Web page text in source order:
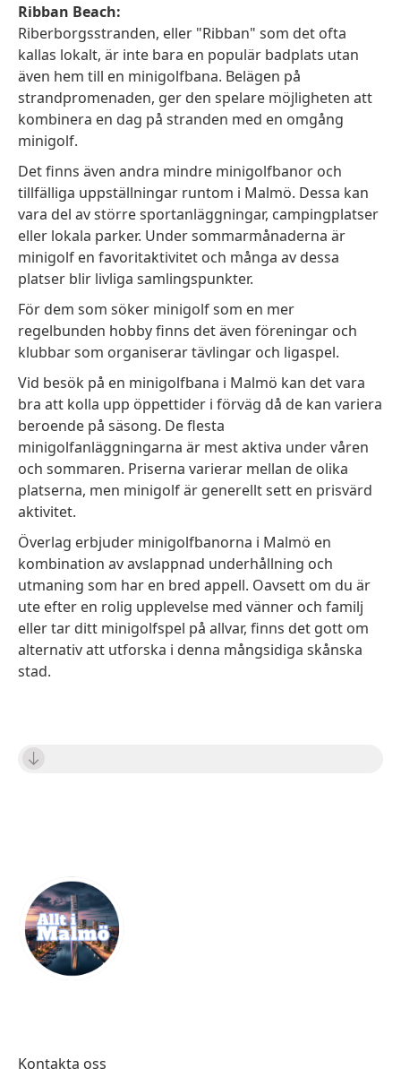
Ribban Beach:
Riberborgsstranden, eller "Ribban" som det ofta
kallas lokalt, är inte bara en populär badplats utan
även hem till en minigolfbana. Belägen på
strandpromenaden, ger den spelare möjligheten att
kombinera en dag på stranden med en omgång
minigolf.
Det finns även andra mindre minigolfbanor och
tillfälliga uppställningar runtom i Malmö. Dessa kan
vara del av större sportanläggningar, campingplatser
eller lokala parker. Under sommarmånaderna är
minigolf en favoritaktivitet och många av dessa
platser blir livliga samlingspunkter.
För dem som söker minigolf som en mer
regelbunden hobby finns det även föreningar och
klubbar som organiserar tävlingar och ligaspel.
Vid besök på en minigolfbana i Malmö kan det vara
bra att kolla upp öppettider i förväg då de kan variera
beroende på säsong. De flesta
minigolfanläggningarna är mest aktiva under våren
och sommaren. Priserna varierar mellan de olika
platserna, men minigolf är generellt sett en prisvärd
aktivitet.
Överlag erbjuder minigolfbanorna i Malmö en
kombination av avslappnad underhållning och
utmaning som har en bred appell. Oavsett om du är
ute efter en rolig upplevelse med vänner och familj
eller tar ditt minigolfspel på allvar, finns det gott om
alternativ att utforska i denna mångsidiga skånska
stad.
Kontakta oss